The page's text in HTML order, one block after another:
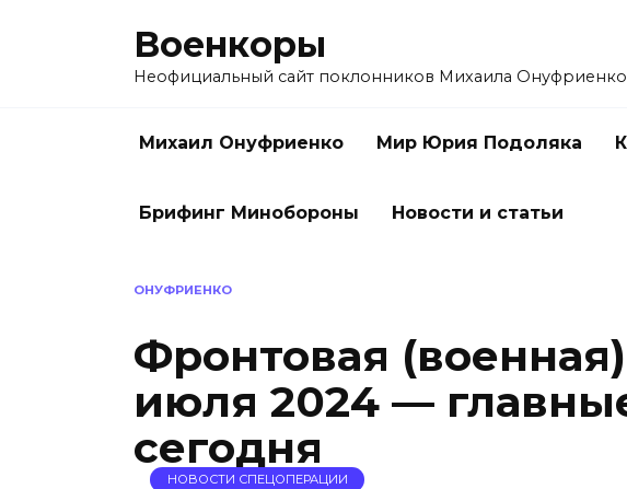
Военкоры
Неофициальный сайт поклонников Михаила Онуфриенко
Михаил Онуфриенко Мир Юрия Подоляка
Брифинг Минобороны Новости и статьи
ОНУФРИЕНКО
Фронтовая
июля 2024 —
сегодня
НОВОСТИ СПЕЦОПЕРАЦИИ